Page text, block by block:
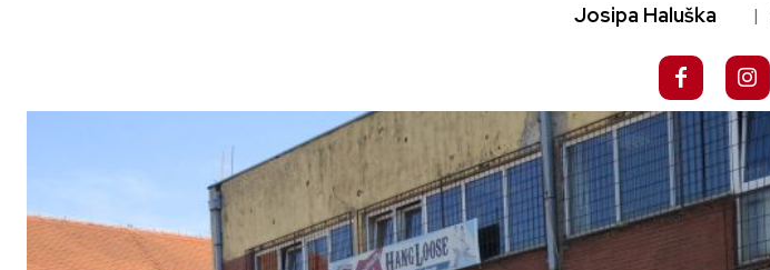
Josipa Haluška |